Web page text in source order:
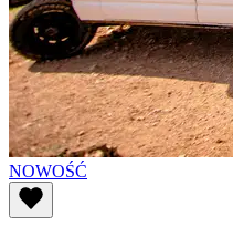
NOWOŚĆ